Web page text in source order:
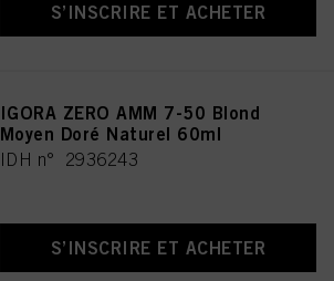
S’INSCRIRE ET ACHETER
IGORA ZERO AMM 7-50 Blond
Moyen Doré Naturel 60ml
IDH n° 2936243
S’INSCRIRE ET ACHETER